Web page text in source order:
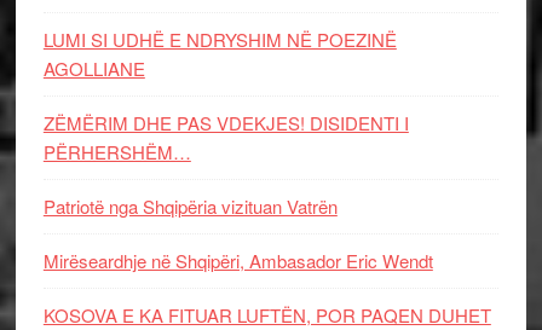
LUMI SI UDHË E NDRYSHIM NË POEZINË
AGOLLIANE
ZËMËRIM DHE PAS VDEKJES! DISIDENTI I
PËRHERSHËM…
Patriotë nga Shqipëria vizituan Vatrën
Mirëseardhje në Shqipëri, Ambasador Eric Wendt
KOSOVA E KA FITUAR LUFTËN, POR PAQEN DUHET